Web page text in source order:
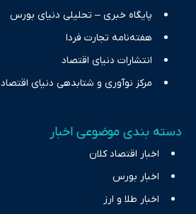
پایگاه خبری – تحلیلی دنیای بورس
هفته‌نامه تجارت فردا
انتشارات دنیای اقتصاد
مرکز نوآوری و شتابدهی دنیای اقتصاد
دسته بندی موضوعی اخبار
اخبار اقتصاد کلان
اخبار بورس
اخبار طلا و ارز